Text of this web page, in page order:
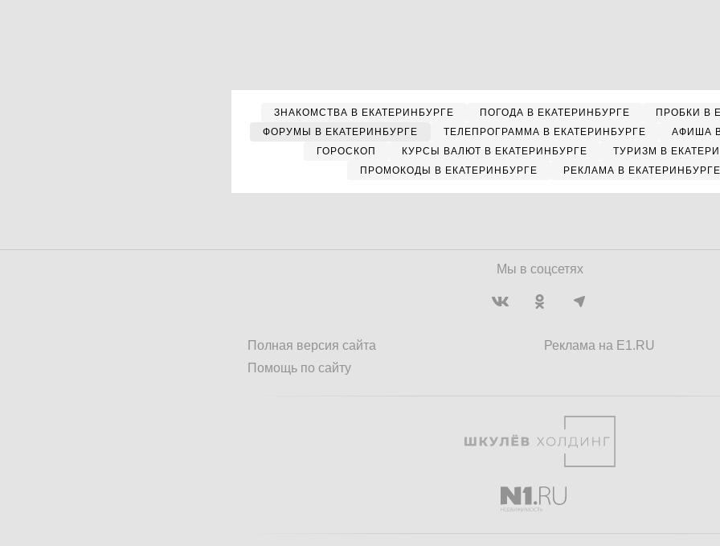
ЗНАКОМСТВА В ЕКАТЕРИНБУРГЕ ПОГОДА В ЕКАТЕРИНБУРГЕ
ПРОБКИ В
ФОРУМЫ В ЕКАТЕРИНБУРГЕ
ТЕЛЕПРОГРАММА В ЕКАТЕРИНБУРГЕ
АФИША
ГОРОСКОП
КУРСЫ ВАЛЮТ В ЕКАТЕРИНБУРГЕ
ТУРИЗМ В
ПРОМОКОДЫ В ЕКАТЕРИНБУРГЕ
РЕКЛАМА В ЕКАТЕРИНБУРГЕ
Мы в соцсетях
Полная версия сайта
Помощь по сайту
Реклама на E1.RU